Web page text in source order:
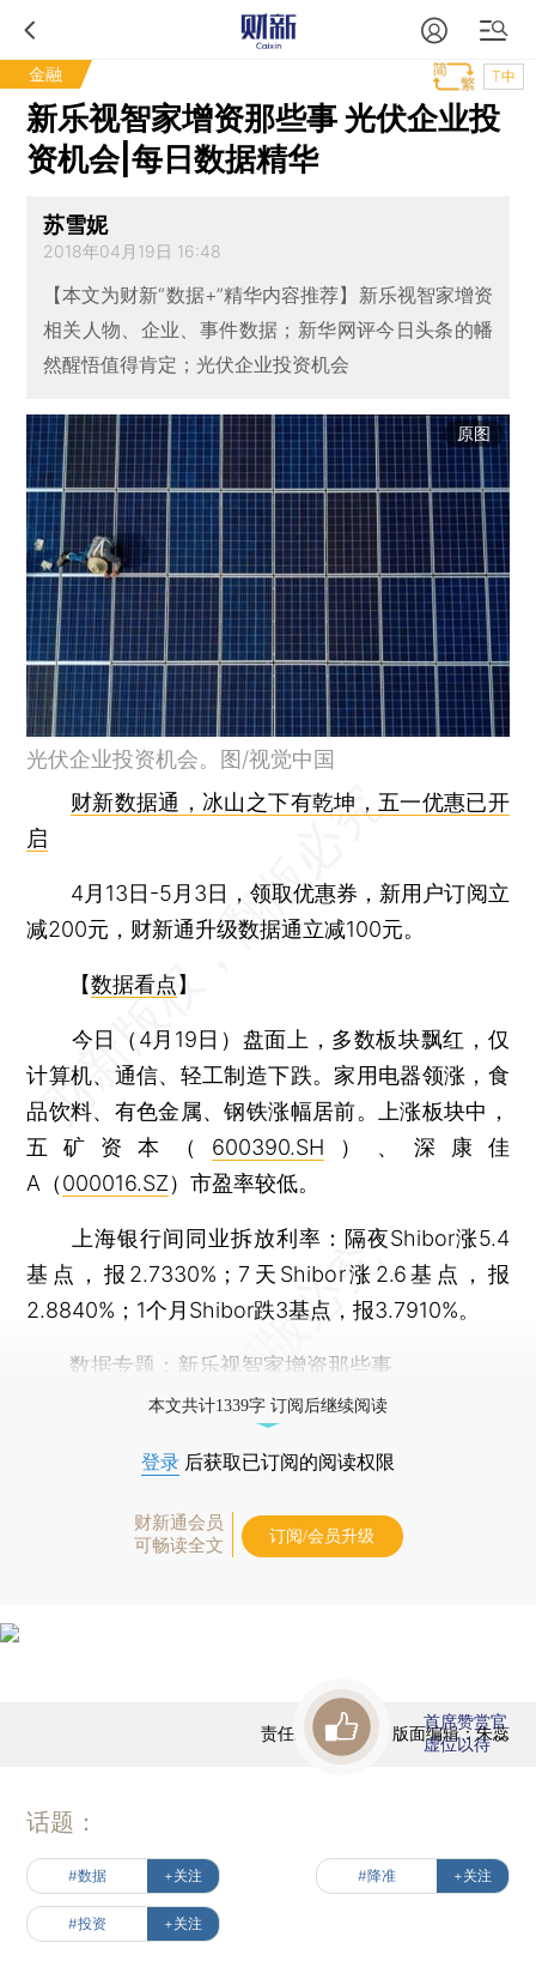
金融 T中
新乐视智家增资那些事 光伏企业投
资机会|每日数据精华
苏雪妮
2018年04月19日 16:48
【本文为财新“数据+”精华内容推荐】新乐视智家增资
相关人物、企业、事件数据；新华网评今日头条的幡
然醒悟值得肯定；光伏企业投资机会
原图
光伏企业投资机会。图/视觉中国
财新数据通，冰山之下有乾坤，五一优惠已开
启
4月13日-5月3日，领取优惠券，新用户订阅立
减200元，财新通升级数据通立减100元。
【数据看点】
今日（4月19日）盘面上，多数板块飘红，仅
计算机、通信、轻工制造下跌。家用电器领涨，食
品饮料、有色金属、钢铁涨幅居前。上涨板块中，
五矿资本（ 600390.SH ）、深康佳
A（000016.SZ）市盈率较低。
上海银行间同业拆放利率：隔夜Shibor涨5.4
基点，报2.7330%；7天Shibor涨2.6基点，报
2.8840%；1个月Shibor跌3基点，报3.7910%。
数据专题：新乐视智家增资那些事
本文共计1339字 订阅后继续阅读
登录 后获取已订阅的阅读权限
财新通会员
可畅读全文
订阅/会员升级
责任编辑：黄晨 | 版面编辑：朱蕊
首席赞赏官
虚位以待
话题：
#数据 +关注 #降准 +关注
#投资 +关注